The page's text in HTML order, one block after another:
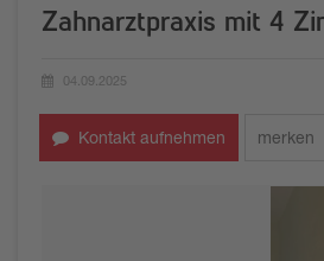
Zahnarztpraxis mit 4
04.09.2025
Kontakt aufnehmen merken